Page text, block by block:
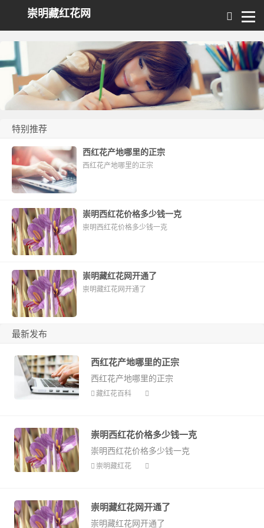
崇明藏红花网
特别推荐
西红花产地哪里的正宗
西红花产地哪里的正宗
崇明西红花价格多少钱一克
崇明西红花价格多少钱一克
崇明藏红花网开通了
崇明藏红花网开通了
最新发布
西红花产地哪里的正宗
西红花产地哪里的正宗
藏红花百科
崇明西红花价格多少钱一克
崇明西红花价格多少钱一克
崇明藏红花
崇明藏红花网开通了
崇明藏红花网开通了